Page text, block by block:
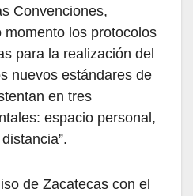
Convenciones,
momento los protocolos
para la realización del
nuevos estándares de
en tres
espacio personal,
de Zacatecas con el